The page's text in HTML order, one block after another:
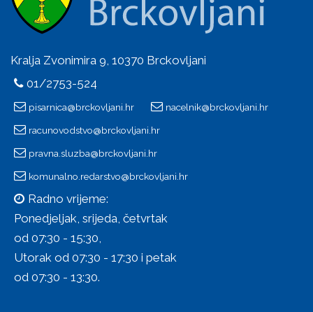
Kralja Zvonimira 9, 10370 Brckovljani
01/2753-524
pisarnica@brckovljani.hr nacelnik@brckovljani.hr
racunovodstvo@brckovljani.hr
pravna.sluzba@brckovljani.hr
komunalno.redarstvo@brckovljani.hr
Radno vrijeme:
Ponedjeljak, srijeda, četvrtak
od 07:30 - 15:30,
Utorak od 07:30 - 17:30 i petak
od 07:30 - 13:30.